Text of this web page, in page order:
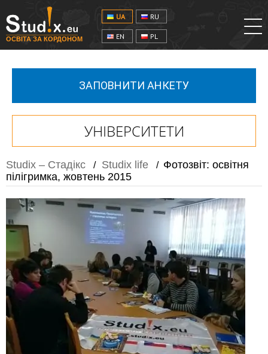
ОСВІТА ЗА КОРДОНОМ
UA RU
EN PL
ЗАПОВНИТИ АНКЕТУ
УНІВЕРСИТЕТИ
Studix – Стадікс / Studix life / Фотозвіт: освітня
пілігримка, жовтень 2015